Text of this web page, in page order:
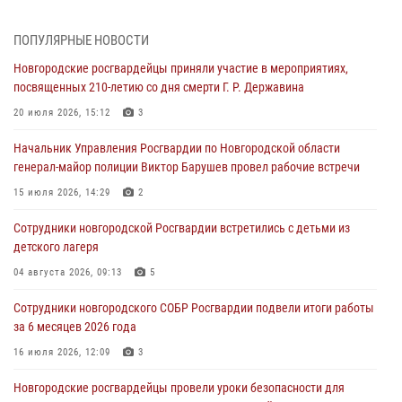
детского лагеря
04 августа 2026, 09:13 5
Новгородские росгвардейцы за неделю осуществили 203 выезда на
04 августа 2026, 09:12 1
Радиоэфир программы "Новости дня" на радио "Радио53" от 30
центре подготовки личного состава Росгвардии.
30 июля 2026, 16:00
разрешительной работы Росгвардии провели телефонную «горячую
линию»
30 июля 2026, 14:36 1
Новгородские росгвардейцы рассказали о службе детям из летнего
ПОПУЛЯРНЫЕ НОВОСТИ
Новгородские росгвардейцы приняли участие в мероприятиях,
посвященных 210-летию со дня смерти Г. Р. Державина
20 июля 2026, 15:12 3
Начальник Управления Росгвардии по Новгородской области
генерал-майор полиции Виктор Барушев провел рабочие встречи
15 июля 2026, 14:29 2
Сотрудники новгородской Росгвардии встретились с детьми из
детского лагеря
04 августа 2026, 09:13 5
Сотрудники новгородского СОБР Росгвардии подвели итоги работы
за 6 месяцев 2026 года
16 июля 2026, 12:09 3
Новгородские росгвардейцы провели уроки безопасности для